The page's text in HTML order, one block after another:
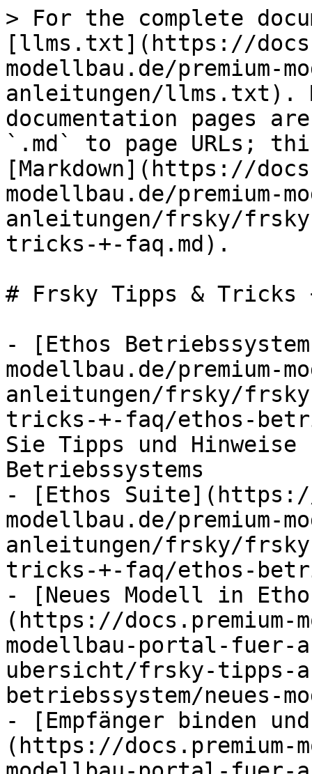
> For the complete
[llms.txt](https://
modellbau.de/premium-
anleitungen/llms.txt).
documentation pages
`.md` to page URLs;
[Markdown](https://
modellbau.de/premium-
anleitungen/frsky/
tricks-+-faq.md).
# Frsky Tipps & Tricks
- [Ethos
modellbau.de/premium-
anleitungen/frsky/
tricks-+-faq/ethos-
Sie Tipps und Hinweise
Betriebssystems
- [Ethos Suite](https://
modellbau.de/premium-
anleitungen/frsky/
tricks-+-faq/ethos-
- [Neues Modell in
(https://docs.premium-
modellbau-portal-
ubersicht/frsky-tipps-
betriebssystem/neues-
- [Empfänger binden
(https://docs.premium-